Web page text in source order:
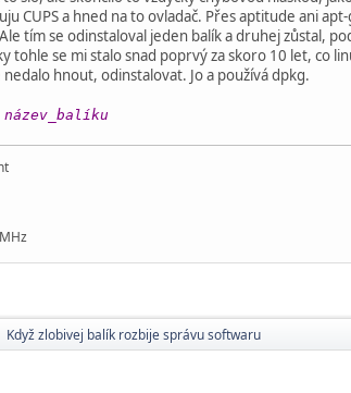
CUPS a hned na to ovladač. Přes aptitude ani
tím se odinstaloval jeden balík a druhej zůstal,
tohle se mi stalo snad poprvý za skoro 10 let, co
hnout, odinstalovat. Jo a používá dpkg.
název_balíku
Když zlobivej balík rozbije správu softwaru